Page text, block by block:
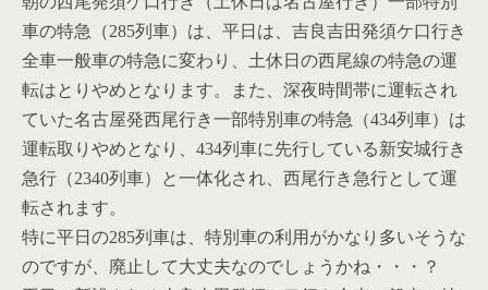
車の特急（285列車）は、平日は、吉良吉田発須ケ口行き
全車一般車の特急に変わり、土休日の西尾線の特急の運
転はとりやめとなります。また、深夜時間帯に運転され
ていた名古屋発西尾行き一部特別車の特急（434列車）は
運転取りやめとなり、434列車に先行している新安城行き
急行（2340列車）と一体化され、西尾行き急行として運
転されます。
特に平日の285列車は、特別車の利用がかなり多いそうな
のですが、廃止して大丈夫なのでしょうかね・・・？